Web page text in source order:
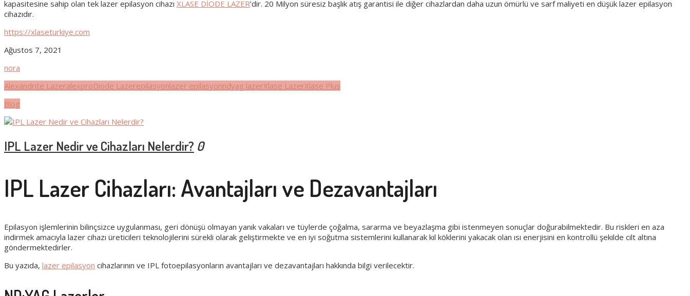
kapasitesine sahip olan tek lazer epilasyon cihazı XLASE DİODE LAZER’dir. 20 Milyon süresiz başlık atış garantisi ile diğer cihazlardan daha uzun ömürlü ve sarf maliyeti en düşük lazer epilasyon
cihazıdır.
https://xlaseturkiye.com
Ağustos 7, 2021
nora
Alexandrite LazeralexproDiode Lazerepilasyonlazer epilasyonndyag lazerXlase LazerXlase Plus
Blog
IPL Lazer Nedir ve Cihazları Nelerdir? 0
IPL Lazer Cihazları: Avantajları ve Dezavantajları
Epilasyon işlemlerinin bilinçsizce uygulanması, geri dönüşü olmayan yanık vakaları ve tüylerde çoğalma, sararma ve beyazlaşma gibi istenmeyen sonuçlar doğurabilmektedir. Bu riskleri en aza
indirmek amacıyla lazer cihazı üreticileri teknolojilerini sürekli olarak geliştirmekte ve en iyi soğutma sistemlerini kullanarak kıl köklerini yakacak olan ısı enerjisini en kontrollü şekilde cilt altına
göndermektedirler.
Bu yazıda, lazer epilasyon cihazlarının ve IPL fotoepilasyonların avantajları ve dezavantajları hakkında bilgi verilecektir.